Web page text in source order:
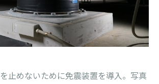
止めないために免震装置を導入。写真